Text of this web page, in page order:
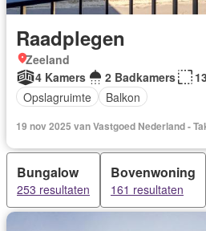
Raadplegen
Zeeland
4 Kamers
2 Badkamers
Opslagruimte
Balkon
19 nov 2025 van Vastgoed Nederland -
Bungalow
253 resultaten
Bovenwoning
161 resultaten